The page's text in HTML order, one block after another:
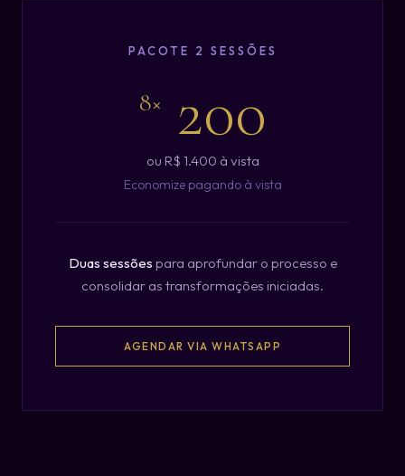
PACOTE 2 SESSÕES
8× 200
ou R$ 1.400 à vista
Economize pagando à vista
Duas sessões para aprofundar o processo e
consolidar as transformações iniciadas.
AGENDAR VIA WHATSAPP